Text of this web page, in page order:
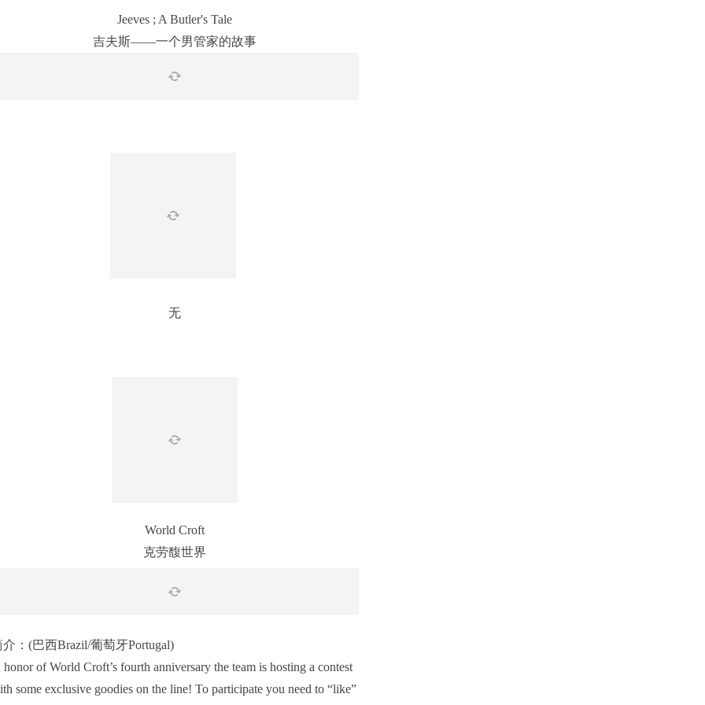
Jeeves ; A Butler's Tale
吉夫斯——一个男管家的故事
无
World Croft
克劳馥世界
介：(巴西Brazil/葡萄牙Portugal)
honor of World Croft’s fourth anniversary the team is hosting a contest
some exclusive goodies on the line! To participate you need to “like”